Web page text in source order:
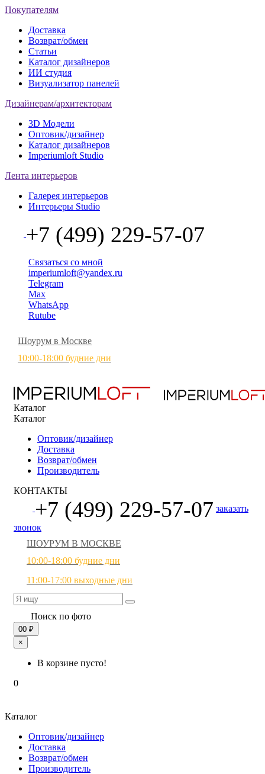
Покупателям
Доставка
Возврат/обмен
Статьи
Каталог дизайнеров
ИИ студия
Визуализатор панелей
Дизайнерам/архитекторам
3D Модели
Оптовик/дизайнер
Каталог дизайнеров
Imperiumloft Studio
Лента интерьеров
Галерея интерьеров
Интерьеры Studio
+7 (499) 229-57-07
Связаться со мной
imperiumloft@yandex.ru
Telegram
Max
WhatsApp
Rutube
Шоурум в Москве
10:00-18:00 будние дни
Каталог
Каталог
Оптовик/дизайнер
Доставка
Возврат/обмен
Производитель
КОНТАКТЫ
+7 (499) 229-57-07 заказать
звонок
ШОУРУМ В МОСКВЕ
10:00-18:00 будние дни
11:00-17:00 выходные дни
Поиск по фото
00 ₽
×
В корзине пусто!
0
Каталог
Оптовик/дизайнер
Доставка
Возврат/обмен
Производитель